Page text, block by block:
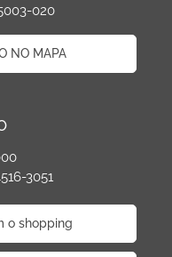
020
NO MAPA
3051
o shopping